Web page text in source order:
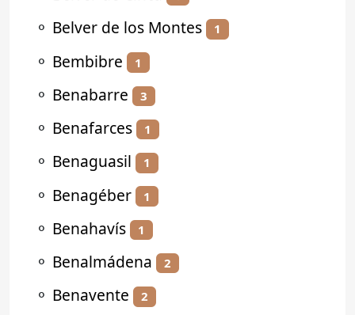
⚬ Belver de los Montes 1
⚬ Bembibre 1
⚬ Benabarre 3
⚬ Benafarces 1
⚬ Benaguasil 1
⚬ Benagéber 1
⚬ Benahavís 1
⚬ Benalmádena 2
⚬ Benavente 2